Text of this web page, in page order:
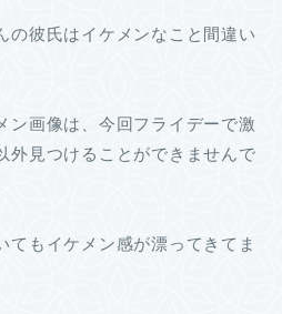
の彼氏はイケメンなこと間違い
ン画像は、今回フライデーで激
外見つけることができませんで
てもイケメン感が漂ってきてま